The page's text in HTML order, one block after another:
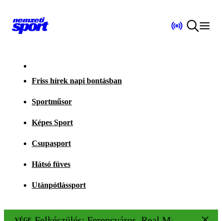
Friss hírek napi bontásban
Sportműsor
Képes Sport
Csupasport
Hátsó füves
Utánpótlássport